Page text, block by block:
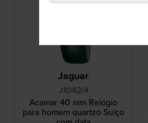
Jaguar
J1042/4
Acamar 40 mm Relógio
para homem quartzo Suíço